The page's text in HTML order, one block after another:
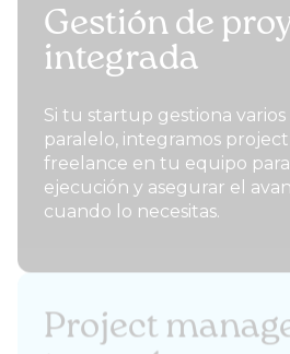
Gestión de
integrada
Si tu startup gestiona
paralelo, integramos
freelance en tu equipo
ejecución y asegurar el
cuando lo necesitas.
Project